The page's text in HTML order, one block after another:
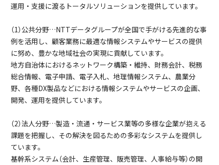
運用・支援に渡るトータルソリューションを提供しています。
（1）公共分野…NTTデータグループが全国で手がける先進的な事
例を活用し、顧客業務に最適な情報システムやサービスの提供
に努め、豊かな地域社会の実現に貢献しています。
地方自治体におけるネットワーク構築・維持、財務会計、税務
総合情報、電子申請、電子入札、地理情報システム、農業分
野、各種DX製品などにおける情報システムやサービスの企画、
開発、運用を提供しています。
（2）法人分野…製造・流通・サービス業等の多様な企業が抱える
課題を把握し、その解決を図るための多彩なシステムを提供し
ています。
基幹系システム（会計、生産管理、販売管理、人事給与等）の開